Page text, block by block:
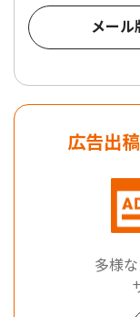
メール
広告出
多様